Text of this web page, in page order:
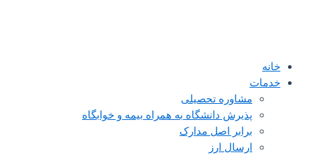
خانه
خدمات
مشاوره تحصیلی
پذیرش دانشگاه به همراه بیمه و خوابگاه
برابر اصل مدارک
ارسال ارز